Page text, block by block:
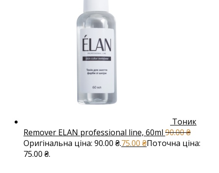
Тоник
Remover ELAN professional line, 60ml 90.00₴
Оригінальна ціна: 90.00 ₴.75.00 ₴Поточна ціна:
75.00 ₴.